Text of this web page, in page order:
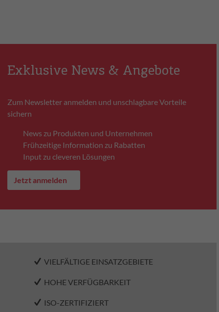
Exklusive News & Angebote
Zum Newsletter anmelden und unschlagbare Vorteile
sichern
News zu Produkten und Unternehmen
Frühzeitige Information zu Rabatten
Input zu cleveren Lösungen
Jetzt anmelden
VIELFÄLTIGE EINSATZGEBIETE
HOHE VERFÜGBARKEIT
ISO-ZERTIFIZIERT